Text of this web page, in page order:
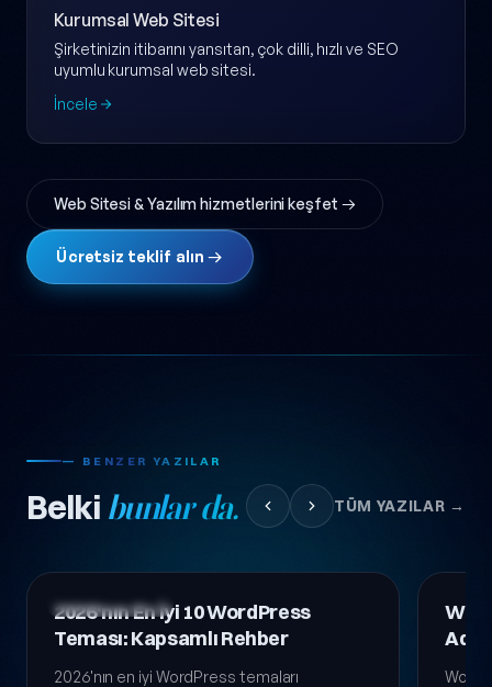
Kurumsal Web Sitesi
Şirketinizin itibarını yansıtan, çok dilli, hızlı ve SEO
uyumlu kurumsal web sitesi.
İncele
Web Sitesi & Yazılım hizmetlerini keşfet →
Ücretsiz teklif alın →
— BENZER YAZILAR
Belki bunlar da. TÜM YAZILAR →
Teknoloji Gündemi
WordPress Tema Seçimi: Adım
Adım Kapsamlı Rehber 2026
WordPress tema seçimi, sitenizin başarısını
En